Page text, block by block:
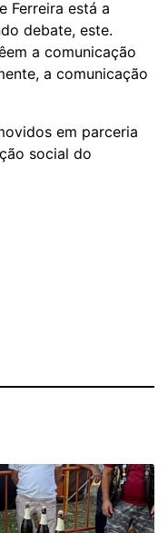
Ferreira está a
debate, este.
a comunicação
a comunicação
em parceria
social do